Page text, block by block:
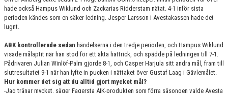
hade också Hampus Wiklund och Zackarias Ridderstam nätat. 4-1 inför sista
perioden kändes som en säker ledning. Jesper Larsson i Avestakassen hade det
lugnt.
ABK kontrollerade sedan händelserna i den tredje perioden, och Hampus Wiklund
visade målaptit när han stod för ett äkta hattrick, och spädde på ledningen till 7-1.
Pådrivaren Julian Winlöf-Palm gjorde 8-1, och Casper Harjula sitt andra mål, fram till
slutresultatet 9-1 när han lyfte in pucken i nättaket över Gustaf Laag i Gävlemålet.
Hur kommer det sig att du alltid gjort mycket mål?
-Jag tränar mycket, säger Fagersta AIK-produkten som förra säsongen valde Avesta